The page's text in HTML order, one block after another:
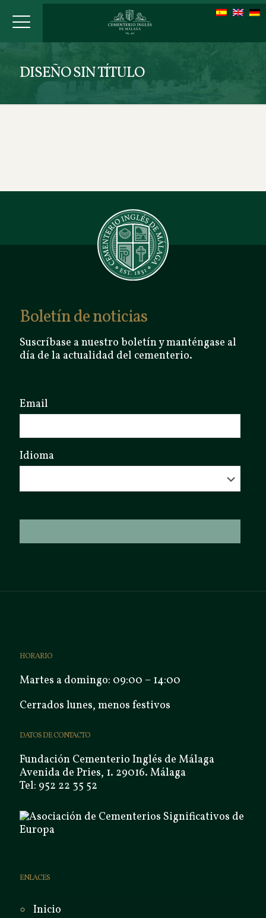
DISEÑO SIN TÍTULO
Boletín de noticias
Suscríbase a nuestro boletín y manténgase al
día de la actualidad del cementerio.
Email
Idioma
HORARIO
Martes a domingo: 09:00 – 14:00
Cerrados lunes, menos festivos
DATOS DE CONTACTO
Fundación Cementerio Inglés de Málaga
Avenida de Pries, 1. 29016. Málaga
Tel: 952 22 35 52
ENLACES
Inicio